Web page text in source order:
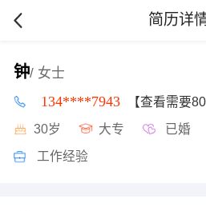
简历详
钟/ 女士
134****7943 【查看需要
30岁 大专 已婚
工作经验